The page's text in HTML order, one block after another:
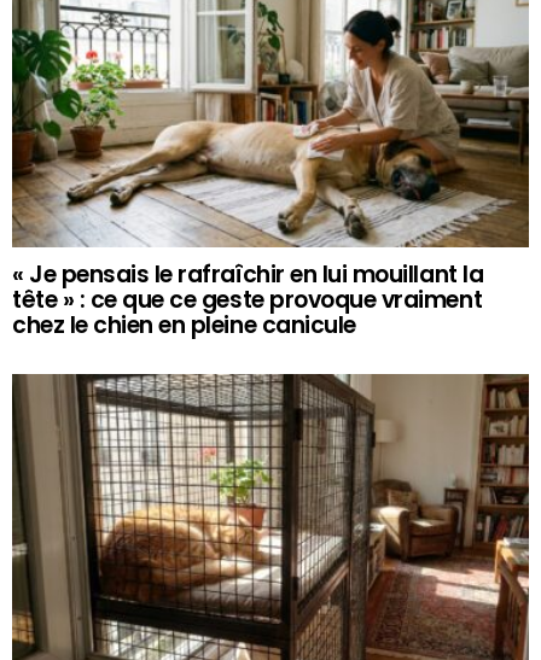
« Je pensais le rafraîchir en lui mouillant la
tête » : ce que ce geste provoque vraiment
chez le chien en pleine canicule